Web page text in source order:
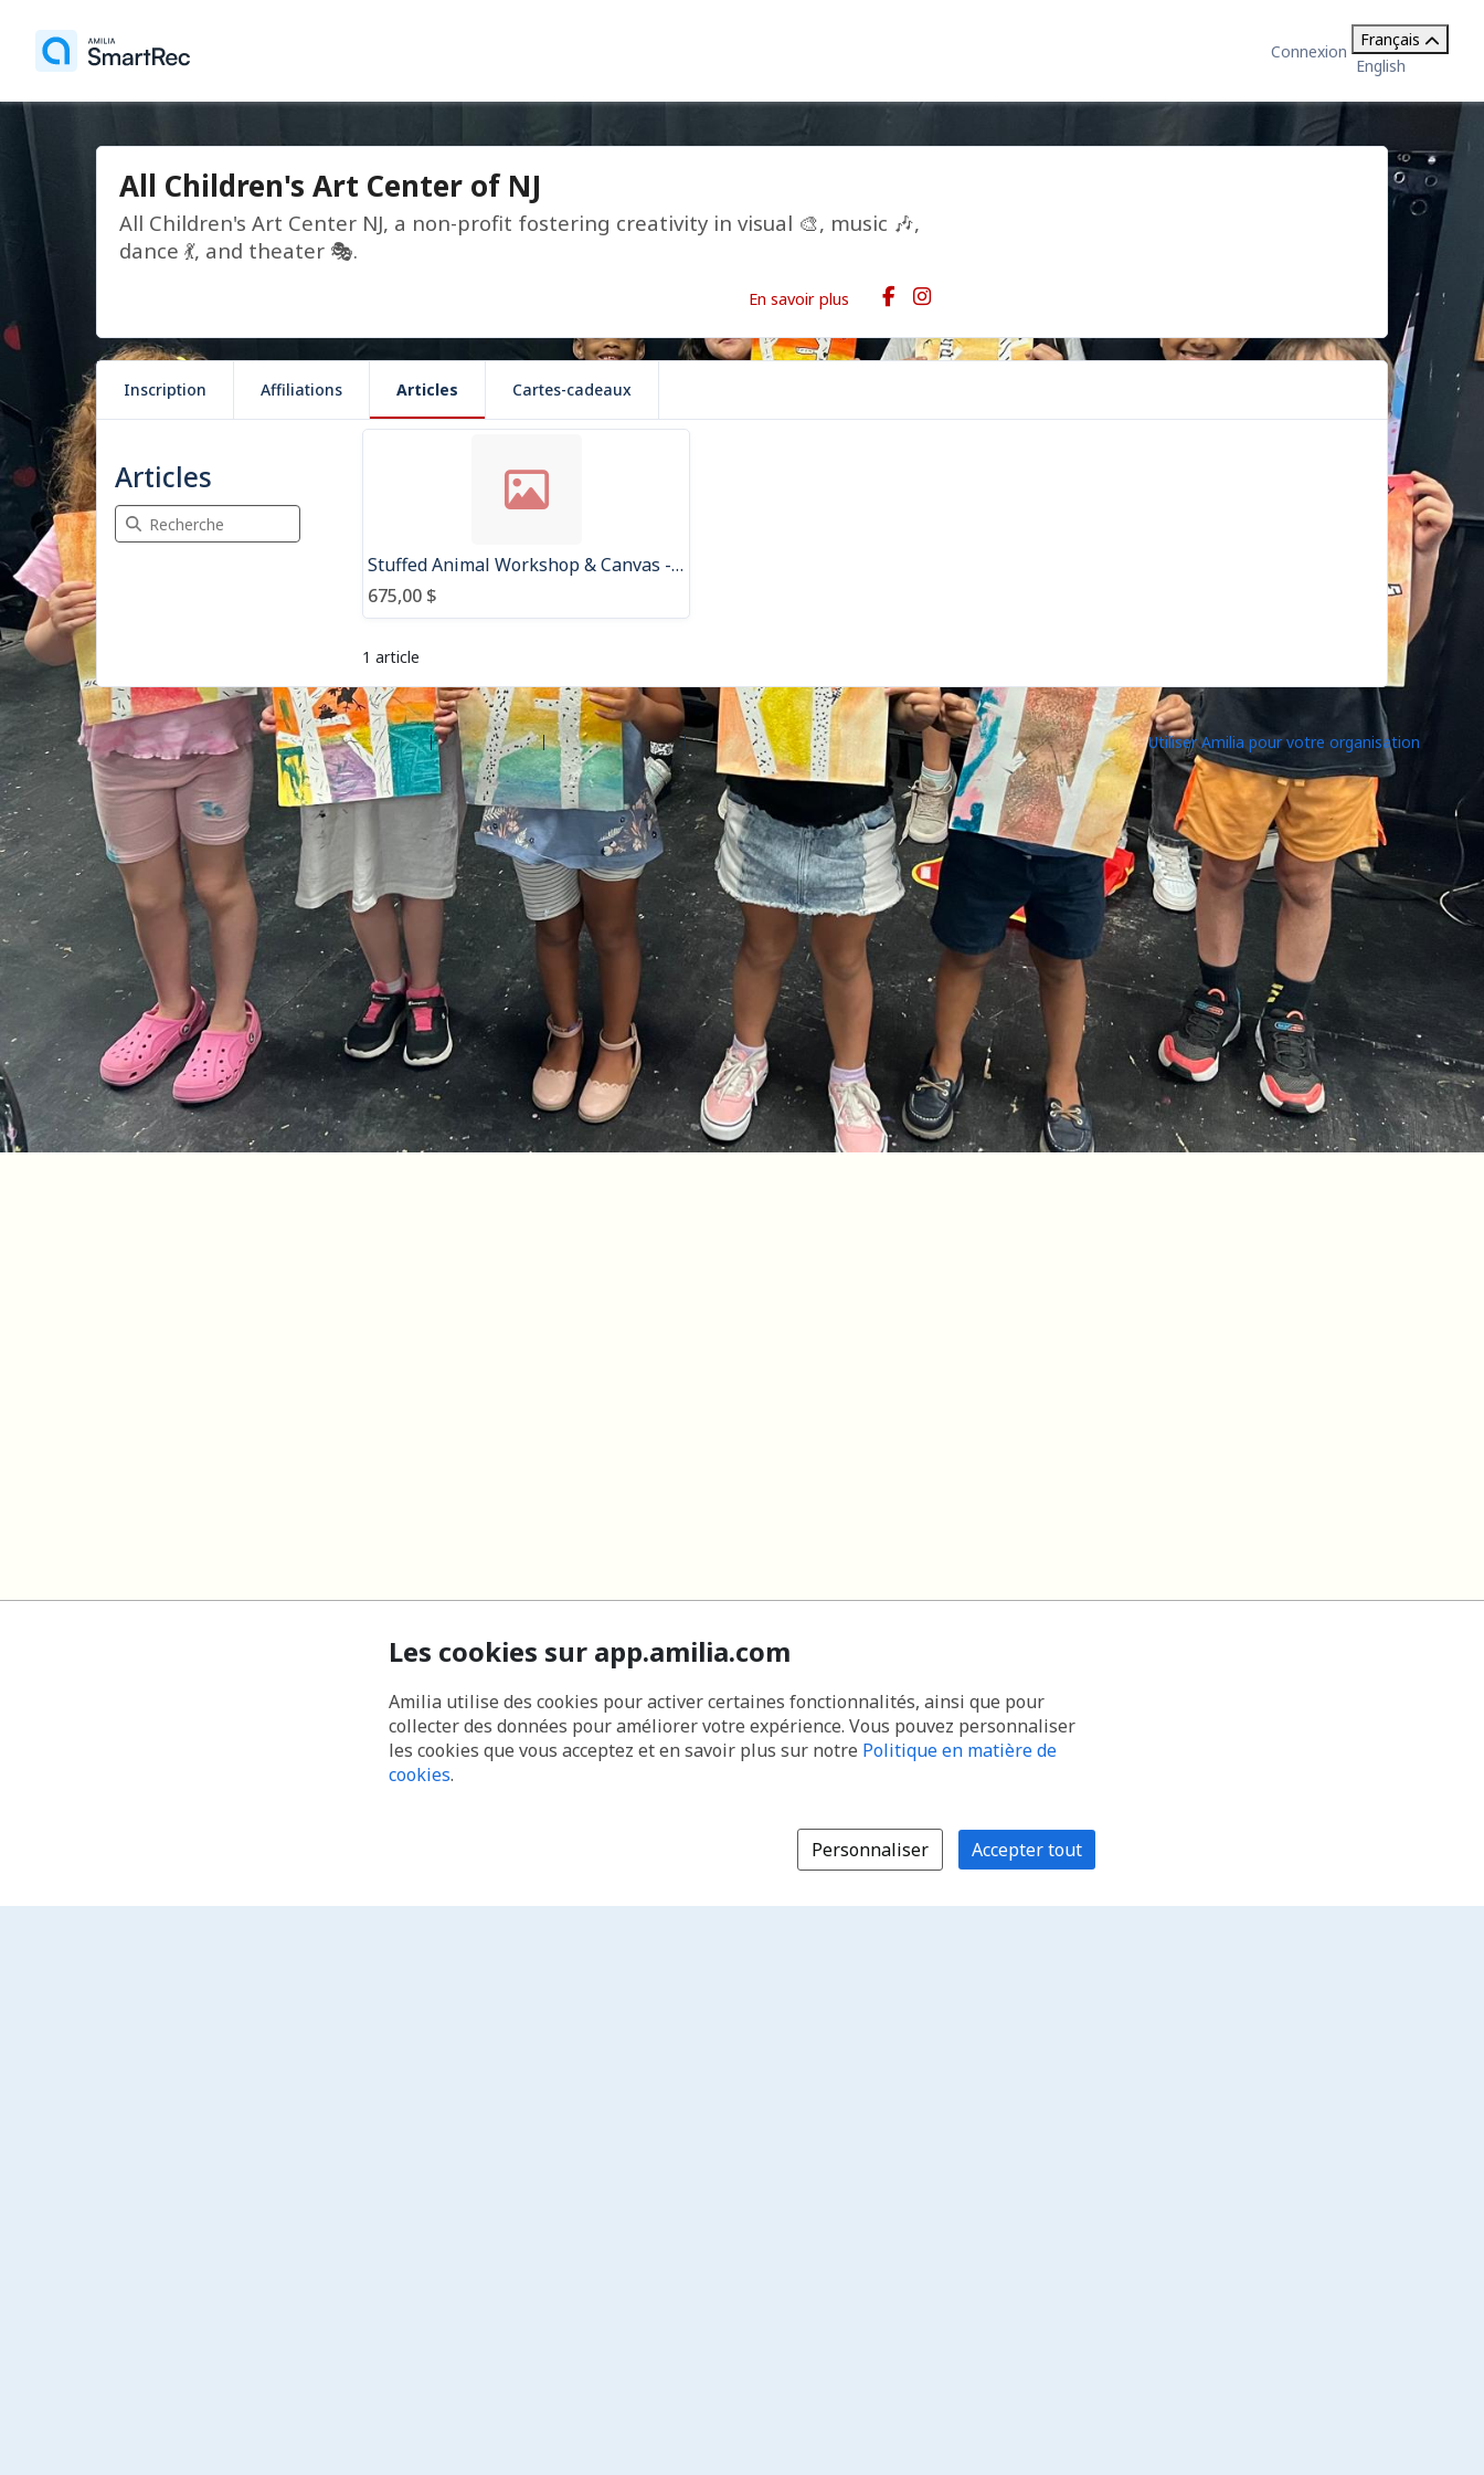
Connexion
Français
English
All Children's Art Center of NJ
All Children's Art Center NJ, a non-profit fostering creativity in visual 🎨, music 🎶,
dance 💃, and theater 🎭.
En savoir plus
Inscription Affiliations Articles Cartes-cadeaux
Articles
Recherche Articles
Stuffed Animal Workshop & Canvas - 2 Hours / 10 Kids: $675
675,00 $
1 article
1 article
©2026 Les entreprises Amilia Inc. Tous droits réservés. Centre d'aide Contactez Amilia Légal Utiliser Amilia pour votre organisation
Les cookies sur app.amilia.com
Amilia utilise des cookies pour activer certaines fonctionnalités, ainsi que pour
collecter des données pour améliorer votre expérience. Vous pouvez personnaliser
les cookies que vous acceptez et en savoir plus sur notre Politique en matière de
cookies.
Personnaliser Accepter tout